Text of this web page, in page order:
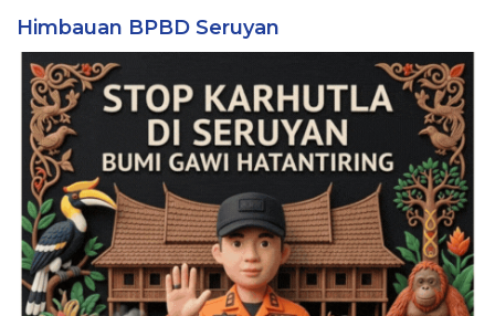
Himbauan BPBD Seruyan